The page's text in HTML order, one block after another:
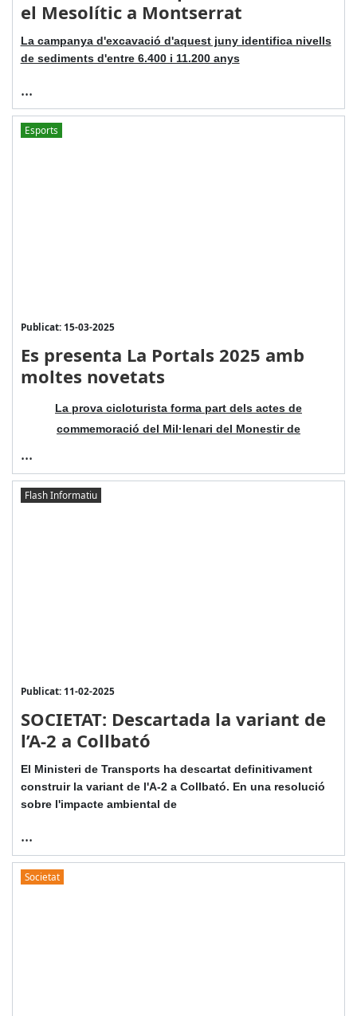
el Mesolític a Montserrat
La campanya d'excavació d'aquest juny identifica nivells
de sediments d'entre 6.400 i 11.200 anys
...
Esports
Publicat: 15-03-2025
Es presenta La Portals 2025 amb
moltes novetats
La prova cicloturista forma part dels actes de
commemoració del Mil·lenari del Monestir de
...
Flash Informatiu
Publicat: 11-02-2025
SOCIETAT: Descartada la variant de
l’A-2 a Collbató
El Ministeri de Transports ha descartat definitivament
construir la variant de l'A-2 a Collbató. En una resolució
sobre l'impacte ambiental de
...
Societat